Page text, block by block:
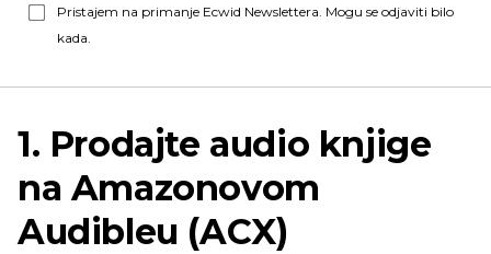
Pristajem na primanje Ecwid Newslettera. Mogu se odjaviti bilo
kada.
1. Prodajte audio knjige
na Amazonovom
Audibleu (ACX)